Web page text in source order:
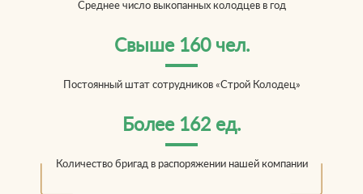
Среднее число выкопанных колодцев в год
Свыше 160 чел.
Постоянный штат сотрудников «Строй Колодец»
Более 162 ед.
Количество бригад в распоряжении нашей компании